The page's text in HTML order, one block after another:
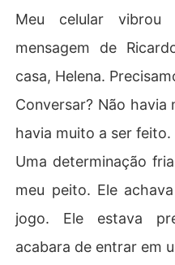
Meu celular vibrou
mensagem de
casa, Helena.
Conversar? Não havia
havia muito a ser feito.
Uma determinação
meu peito. Ele
jogo. Ele estava
acabara de entrar em